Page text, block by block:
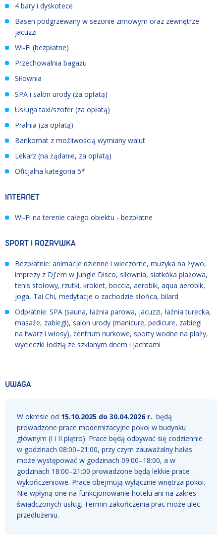
4 bary i dyskotece
Basen podgrzewany w sezonie zimowym oraz zewnętrze
jacuzzi
Wi-Fi (bezpłatne)
Przechowalnia bagażu
Siłownia
SPA i salon urody (za opłatą)
Usługa taxi/szofer (za opłatą)
Pralnia (za opłatą)
Bankomat z możliwością wymiany walut
Lekarz (na żądanie, za opłatą)
Oficjalna kategoria 5*
INTERNET
Wi-Fi na terenie całego obiektu - bezpłatne
SPORT I ROZRYWKA
Bezpłatnie: animacje dzienne i wieczorne, muzyka na żywo,
imprezy z DJ'em w Jungle Disco, siłownia, siatkóka plażowa,
tenis stołowy, rzutki, krokiet, boccia, aerobik, aqua aerobik,
joga, Tai Chi, medytacje o zachodzie słońca, bilard
Odpłatnie: SPA (sauna, łaźnia parowa, jacuzzi, łaźnia turecka,
masaże, zabiegi), salon urody (manicure, pedicure, zabiegi
na twarz i włosy), centrum nurkowe, sporty wodne na plaży,
wycieczki łodzią ze szklanym dnem i jachtami
UWAGA
W okresie od 15.10.2025 do 30.04.2026 r. będą
prowadzone prace modernizacyjne pokoi w budynku
głównym (I i II piętro). Prace będą odbywać się codziennie
w godzinach 08:00–21:00, przy czym zauważalny hałas
może występować w godzinach 09:00–18:00, a w
godzinach 18:00–21:00 prowadzone będą lekkie prace
wykończeniowe. Prace obejmują wyłącznie wnętrza pokoi.
Nie wpłyną one na funkcjonowanie hotelu ani na zakres
świadczonych usług. Termin zakończenia prac może ulec
przedłużeniu.